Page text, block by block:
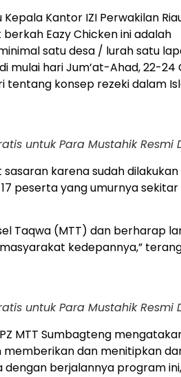
Kantor IZI Perwakilan
Eazy Chicken ini adalah
satu desa / lurah satu
mulai hari Jum’at-Ahad, 22-
konsep rezeki dalam
untuk Para Mustahik Resmi
karena sudah
peserta yang umurnya sekitar
Taqwa (MTT) dan berharap
kedepannya,”
untuk Para Mustahik Resmi
MTT Sumbagteng
dan menitipkan
dengan berjalannya program